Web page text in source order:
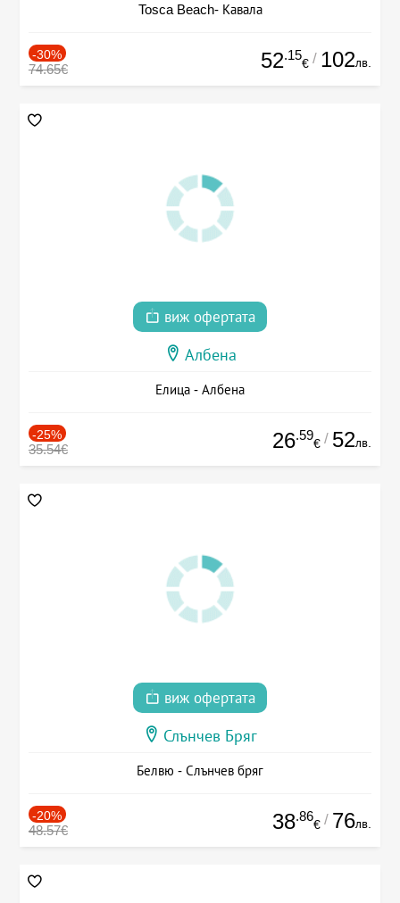
Tosca Beach- Кавала
-30%
74.65€ 52.15
€ / 102лв.
виж офертата
Албена
Елица - Албена
-25%
35.54€ 26.59
€ / 52лв.
виж офертата
Слънчев Бряг
Белвю - Слънчев бряг
-20%
48.57€ 38.86
€ / 76лв.